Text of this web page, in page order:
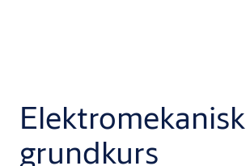
Elektromekanisk
grundkurs